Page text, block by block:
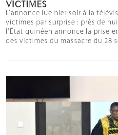
VICTIMES
L’annonce lue hier soir à la
victimes par surprise : près de
l’État guinéen annonce la prise
des victimes du massacre du 28